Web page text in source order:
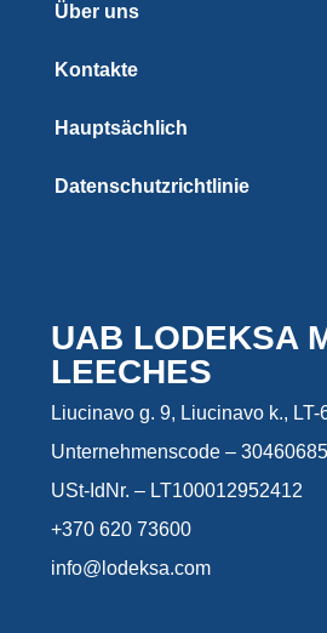
Über uns
Kontakte
Hauptsächlich
Datenschutzrichtlinie
UAB LODEKSA
LEECHES
Liucinavo g. 9, Liucinavo k.,
Unternehmenscode –
USt-IdNr. – LT100012952412
+370 620 73600
info@lodeksa.com